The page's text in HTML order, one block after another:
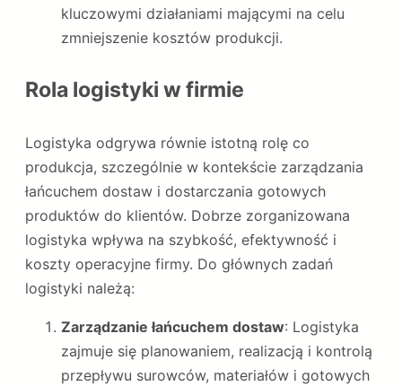
kluczowymi działaniami mającymi na celu
zmniejszenie kosztów produkcji.
Rola logistyki w firmie
Logistyka odgrywa równie istotną rolę co
produkcja, szczególnie w kontekście zarządzania
łańcuchem dostaw i dostarczania gotowych
produktów do klientów. Dobrze zorganizowana
logistyka wpływa na szybkość, efektywność i
koszty operacyjne firmy. Do głównych zadań
logistyki należą:
Zarządzanie łańcuchem dostaw: Logistyka
zajmuje się planowaniem, realizacją i kontrolą
przepływu surowców, materiałów i gotowych